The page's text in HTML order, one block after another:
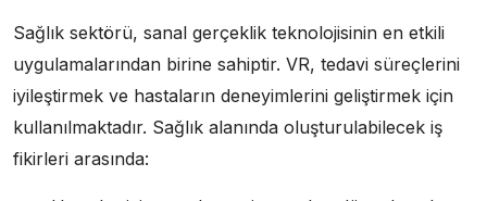
Sağlık sektörü, sanal gerçeklik teknolojisinin en etkili
uygulamalarından birine sahiptir. VR, tedavi süreçlerini
iyileştirmek ve hastaların deneyimlerini geliştirmek için
kullanılmaktadır. Sağlık alanında oluşturulabilecek iş
fikirleri arasında: